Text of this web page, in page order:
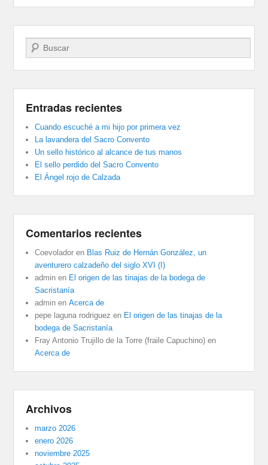
Buscar
Entradas recientes
Cuando escuché a mi hijo por primera vez
La lavandera del Sacro Convento
Un sello histórico al alcance de tus manos
El sello perdido del Sacro Convento
El Ángel rojo de Calzada
Comentarios recientes
Coevolador en Blas Ruiz de Hernán González, un
aventurero calzadeño del siglo XVI (I)
admin en El origen de las tinajas de la bodega de
Sacristanía
admin enAcerca de
pepe laguna rodriguez en El origen de las tinajas de la
bodega de Sacristanía
Fray Antonio Trujillo de la Torre (fraile Capuchino) en
Acerca de
Archivos
marzo 2026
enero 2026
noviembre 2025